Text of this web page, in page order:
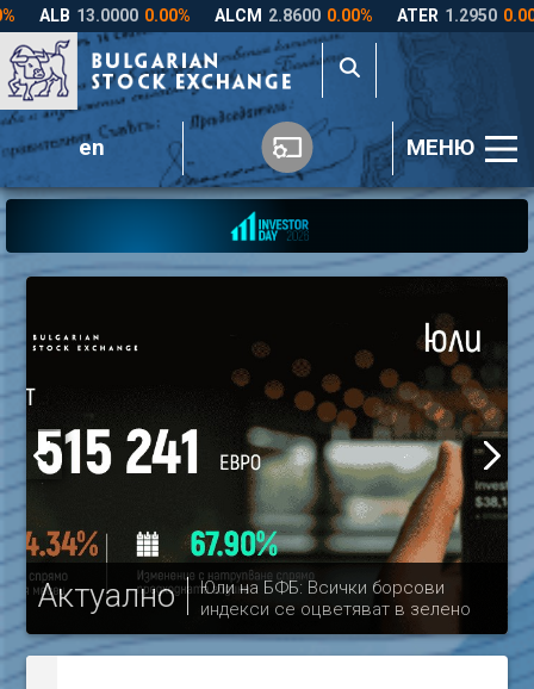
en МЕНЮ
Актуално
Юли на БФБ: Всички борсови
индекси се оцветяват в зелено